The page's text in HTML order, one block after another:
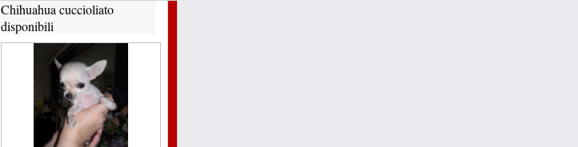
Chihuahua cuccioliato
disponibili